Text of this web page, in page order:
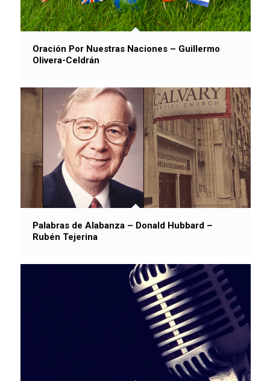
Oración Por Nuestras Naciones – Guillermo
Olivera-Celdrán
Palabras de Alabanza – Donald Hubbard –
Rubén Tejerina